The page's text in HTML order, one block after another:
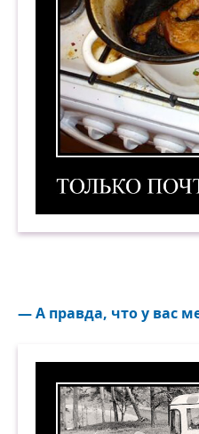
— А правда, что у вас